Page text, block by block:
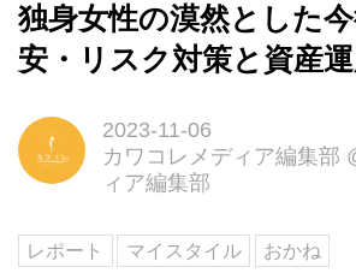
独身女性の漠然とした
安・リスク対策と資産
2023-11-06
カワコレメディア編集部
ィア編集部
レポート マイスタイル おかね